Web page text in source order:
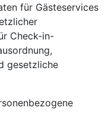
für Gästeservices
Check-in-
gesetzliche